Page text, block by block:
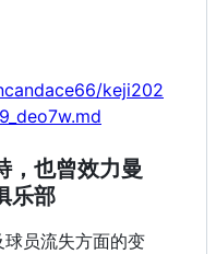
keji202
，也曾效力曼
乐部
员流失方面的变